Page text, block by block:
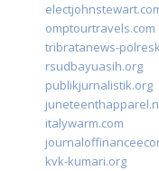
omptourtravels.com
tribratanews-
rsudbayuasih.org
publikjurnalistik.org
italywarm.com
kvk-kumari.org